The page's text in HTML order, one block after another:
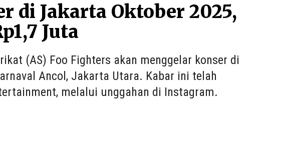
di Jakarta Oktober 2025,
Juta
(AS) Foo Fighters akan menggelar konser di
Ancol, Jakarta Utara. Kabar ini telah
melalui unggahan di Instagram.